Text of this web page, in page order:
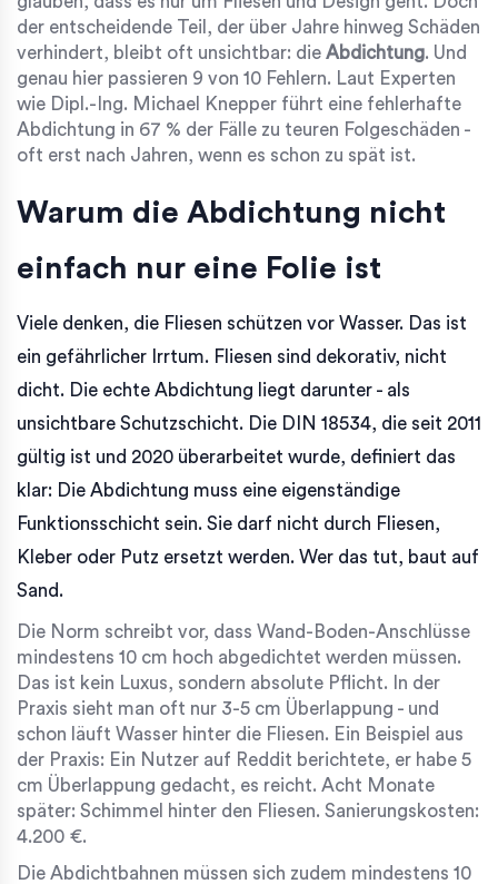
der entscheidende Teil, der über Jahre hinweg Schäden
verhindert, bleibt oft unsichtbar: die Abdichtung. Und
genau hier passieren 9 von 10 Fehlern. Laut Experten
wie Dipl.-Ing. Michael Knepper führt eine fehlerhafte
Abdichtung in 67 % der Fälle zu teuren Folgeschäden -
oft erst nach Jahren, wenn es schon zu spät ist.
Warum die Abdichtung nicht
einfach nur eine Folie ist
Viele denken, die Fliesen schützen vor Wasser. Das ist
ein gefährlicher Irrtum. Fliesen sind dekorativ, nicht
dicht. Die echte Abdichtung liegt darunter - als
unsichtbare Schutzschicht. Die DIN 18534, die seit 2011
gültig ist und 2020 überarbeitet wurde, definiert das
klar: Die Abdichtung muss eine eigenständige
Funktionsschicht sein. Sie darf nicht durch Fliesen,
Kleber oder Putz ersetzt werden. Wer das tut, baut auf
Sand.
Die Norm schreibt vor, dass Wand-Boden-Anschlüsse
mindestens 10 cm hoch abgedichtet werden müssen.
Das ist kein Luxus, sondern absolute Pflicht. In der
Praxis sieht man oft nur 3-5 cm Überlappung - und
schon läuft Wasser hinter die Fliesen. Ein Beispiel aus
der Praxis: Ein Nutzer auf Reddit berichtete, er habe 5
cm Überlappung gedacht, es reicht. Acht Monate
später: Schimmel hinter den Fliesen. Sanierungskosten:
4.200 €.
Die Abdichtbahnen müssen sich zudem mindestens 10